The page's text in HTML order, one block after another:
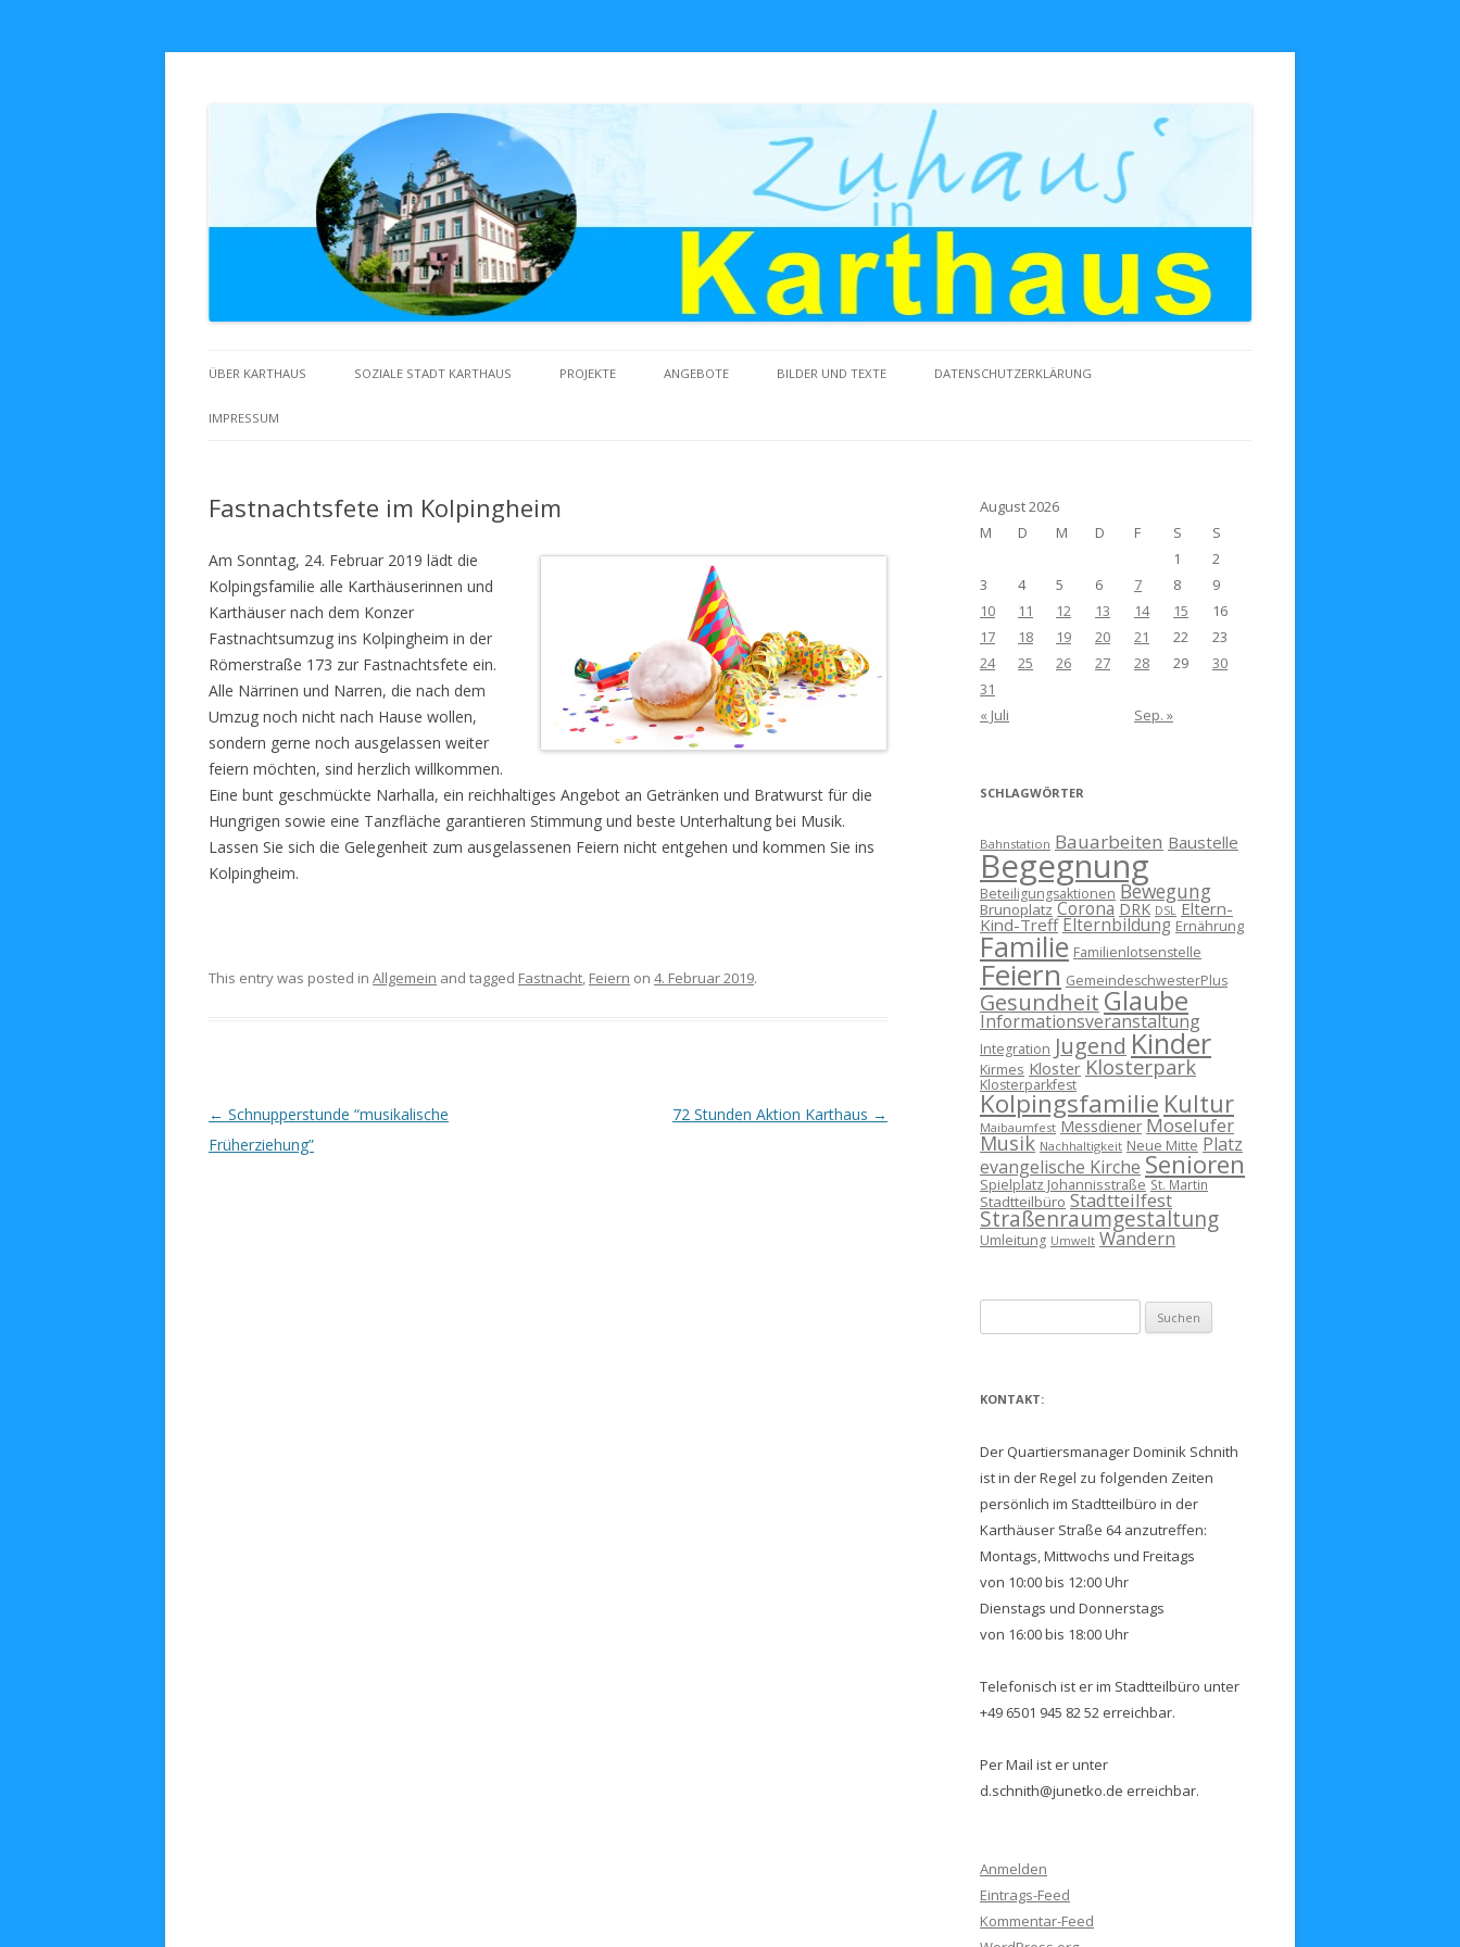
Zuhaus in Karthaus
ÜBER KARTHAUS SOZIALE STADT KARTHAUS PROJEKTE ANGEBOTE BILDER UND TEXTE DATENSCHUTZERKLÄRUNG
IMPRESSUM
Fastnachtsfete im Kolpingheim
Am Sonntag, 24. Februar 2019 lädt die
Kolpingsfamilie alle Karthäuserinnen und
Karthäuser nach dem Konzer
Fastnachtsumzug ins Kolpingheim in der
Römerstraße 173 zur Fastnachtsfete ein.
Alle Närrinen und Narren, die nach dem
Umzug noch nicht nach Hause wollen,
sondern gerne noch ausgelassen weiter
feiern möchten, sind herzlich willkommen.
Eine bunt geschmückte Narhalla, ein reichhaltiges Angebot an Getränken und Bratwurst für die
Hungrigen sowie eine Tanzfläche garantieren Stimmung und beste Unterhaltung bei Musik.
Lassen Sie sich die Gelegenheit zum ausgelassenen Feiern nicht entgehen und kommen Sie ins
Kolpingheim.
This entry was posted in Allgemein and tagged Fastnacht, Feiern on 4. Februar 2019.
Post navigation
← Schnupperstunde “musikalische
Früherziehung”
72 Stunden Aktion Karthaus →
August 2026
M
D M D F S
S
1
2
3
4 5 6 7 8
9
10
11 12 13 14 15
16
17
18 19 20 21 22
23
24
25 26 27 28 29
30
31
« Juli
Sep. »
SCHLAGWÖRTER
Bahnstation Bauarbeiten Baustelle
Begegnung
Beteiligungsaktionen Bewegung
Brunoplatz Corona DRK DSL Eltern-
Kind-Treff Elternbildung Ernährung
Familie Familienlotsenstelle
Feiern GemeindeschwesterPlus
Gesundheit Glaube
Informationsveranstaltung
Integration Jugend Kinder
Kirmes Kloster Klosterpark
Klosterparkfest
Kolpingsfamilie Kultur
Maibaumfest Messdiener Moselufer
Musik Nachhaltigkeit Neue Mitte Platz
evangelische Kirche Senioren
Spielplatz Johannisstraße St. Martin
Stadtteilbüro Stadtteilfest
Straßenraumgestaltung
Umleitung Umwelt Wandern
nach:
KONTAKT:
Der Quartiersmanager Dominik Schnith
ist in der Regel zu folgenden Zeiten
persönlich im Stadtteilbüro in der
Karthäuser Straße 64 anzutreffen:
Montags, Mittwochs und Freitags
von 10:00 bis 12:00 Uhr
Dienstags und Donnerstags
von 16:00 bis 18:00 Uhr
Telefonisch ist er im Stadtteilbüro unter
+49 6501 945 82 52 erreichbar.
Per Mail ist er unter
d.schnith@junetko.de erreichbar.
Anmelden
Eintrags-Feed
Kommentar-Feed